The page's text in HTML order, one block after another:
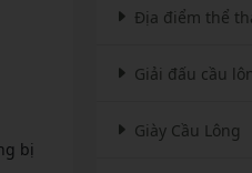
bị
Địa điểm thể
Giải đấu cầu
Giày Cầu Lông